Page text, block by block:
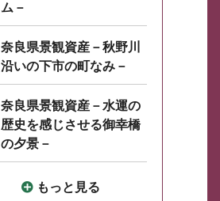
ム－
奈良県景観資産－秋野川
沿いの下市の町なみ－
奈良県景観資産－水運の
歴史を感じさせる御幸橋
の夕景－
もっと見る